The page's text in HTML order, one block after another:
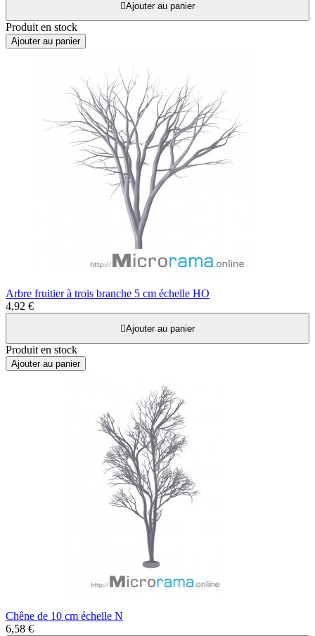
Ajouter au panier
Produit en stock
Ajouter au panier
Arbre fruitier à trois branche 5 cm échelle HO
4,92 €
Ajouter au panier
Produit en stock
Ajouter au panier
Chêne de 10 cm échelle N
6,58 €